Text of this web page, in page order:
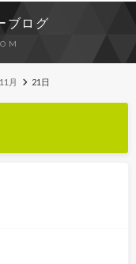
ブログ
11月 21日